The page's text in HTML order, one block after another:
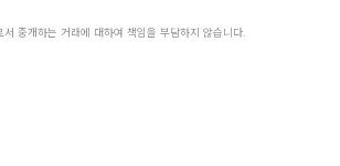
서 중개하는 거래에 대하여 책임을 부담하지 않습니다.